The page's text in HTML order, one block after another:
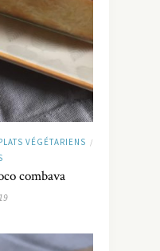
VÉGÉTARIENS /
combava